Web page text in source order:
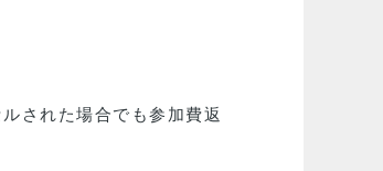
された場合でも参加費返